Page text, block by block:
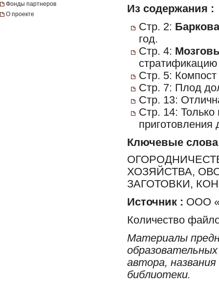
Фонды партнеров
О проекте
Из содержания :
Стр. 2:
год.
Стр. 4:
Стр. 5:
Стр. 7: Плод
Стр. 13:
Стр. 14:
приготовления
Ключевые слова
ХОЗЯЙСТВА,
ЗАГОТОВКИ,
Источник : ООО
Количество
Материалы
автора,
библиотеки.